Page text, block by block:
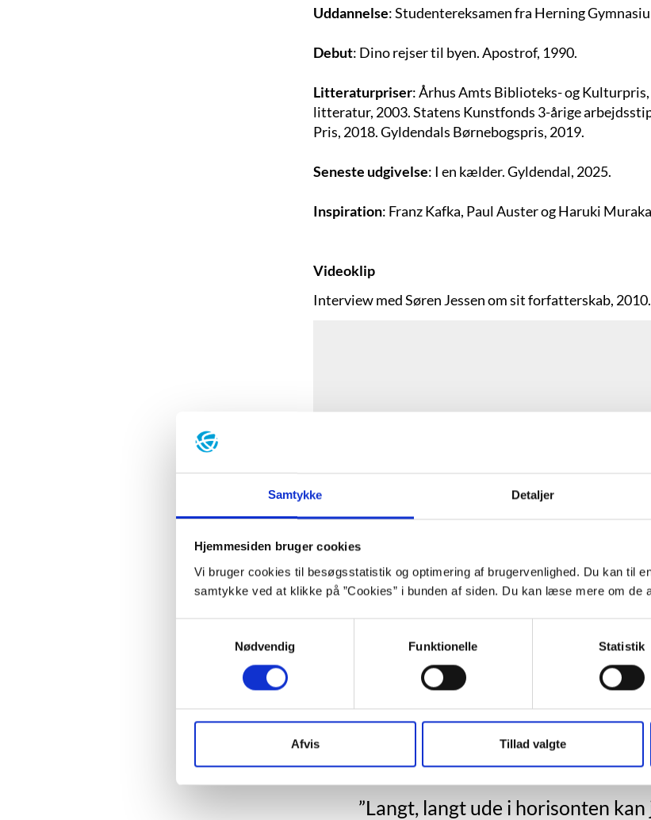
Samtykke Detaljer
Hjemmesiden bruger cookies
Vi bruger cookies til besøgsstatistik og optimering af brugervenlighed. Du kan til
samtykke ved at klikke på ”Cookies” i bunden af siden. Du kan læse mere om de
Nødvendig
Funktionelle Statistik
Afvis Tillad valgte
Uddannelse: Studentereksamen fra Herning
Debut: Dino rejser til byen. Apostrof, 1990.
Litteraturpriser: Århus Amts Biblioteks- og
litteratur, 2003. Statens Kunstfonds 3-årige
Pris, 2018. Gyldendals Børnebogspris, 2019.
Seneste udgivelse: I en kælder. Gyldendal, 2025.
Inspiration: Franz Kafka, Paul Auster og Haruki
Videoklip
Interview med Søren Jessen om sit forfatterskab, 2010.
For at se denne video, skal du
Indholdet stilles nemlig
Opdater
Vælg
Baggrund
”Langt, langt ude i horisonten